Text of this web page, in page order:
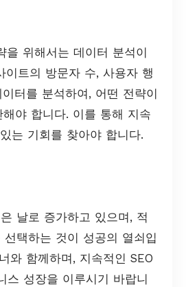
을 위해서는 데이터 분석이
이트의 방문자 수, 사용자 행
터를 분석하여, 어떤 전략이
야 합니다. 이를 통해 지속
는 기회를 찾아야 합니다.
날로 증가하고 있으며, 적
선택하는 것이 성공의 열쇠입
와 함께하며, 지속적인 SEO
스 성장을 이루시기 바랍니